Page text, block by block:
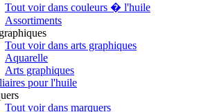
Tout voir dans couleurs � l'huile
Assortiments
Tout voir dans arts graphiques
Aquarelle
Arts graphiques
pour l'huile
Tout voir dans marquers